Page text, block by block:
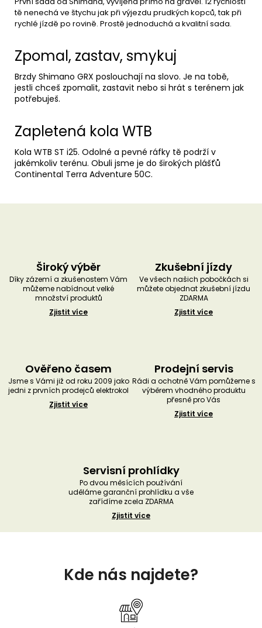
tě nenechá ve štychu jak při výjezdu prudkých kopců, tak při
rychlé jízdě po rovině. Prostě jednoduchá a kvalitní sada.
Zpomal, zastav, smykuj
Brzdy Shimano GRX poslouchají na slovo. Je na tobě,
jestli chceš zpomalit, zastavit nebo si hrát s terénem jak
potřebuješ.
Zapletená kola WTB
Kola WTB ST i25. Odolné a pevné ráfky tě podrží v
jakémkoliv terénu. Obuli jsme je do širokých plášťů
Continental Terra Adventure 50C.
Široký výběr
Díky zázemí a zkušenostem Vám
můžeme nabídnout velké
množství produktů
Zjistit více
Zkušební jízdy
Ve všech našich pobočkách si
můžete objednat zkušební jízdu
ZDARMA
Zjistit více
Ověřeno časem
Jsme s Vámi již od roku 2009 jako
jedni z prvních prodejců elektrokol
Zjistit více
Prodejní servis
Rádi a ochotně Vám pomůžeme s
výběrem vhodného produktu
přesně pro Vás
Zjistit více
Servisní prohlídky
Po dvou měsících používání
uděláme garanční prohlídku a vše
zařídíme zcela ZDARMA
Zjistit více
Kde nás najdete?